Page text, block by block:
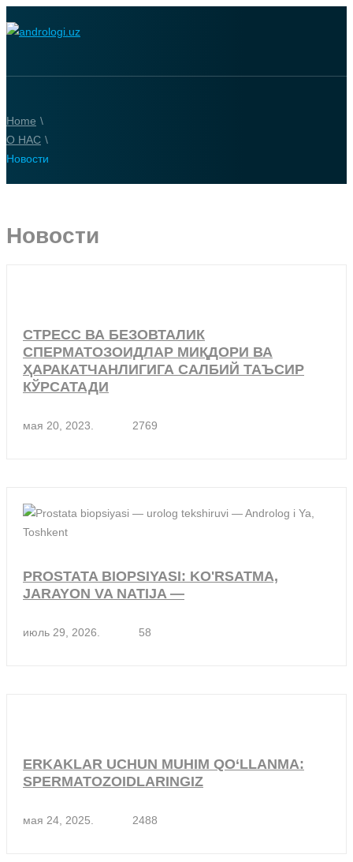
Home \
О НАС \
Новости
Новости
СТРЕСС ВА БЕЗОВТАЛИК
СПЕРМАТОЗОИДЛАР МИҚДОРИ ВА
ҲАРАКАТЧАНЛИГИГА САЛБИЙ ТАЪСИР
КЎРСАТАДИ
мая 20, 2023. 2769
PROSTATA BIOPSIYASI: KO'RSATMA,
JARAYON VA NATIJA —
июль 29, 2026. 58
ERKAKLAR UCHUN MUHIM QO‘LLANMA:
SPERMATOZOIDLARINGIZ
мая 24, 2025. 2488